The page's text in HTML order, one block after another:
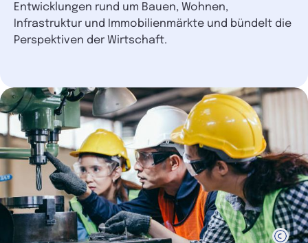
Entwicklungen rund um Bauen, Wohnen,
Infrastruktur und Immobilienmärkte und bündelt die
Perspektiven der Wirtschaft.